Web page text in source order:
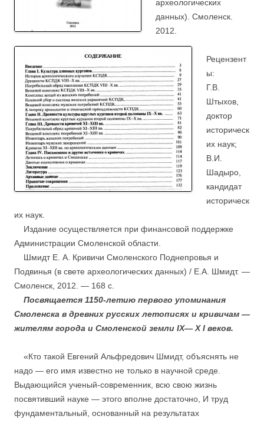
археологических
данных). Смоленск.
2012.
Рецензент
ы:
Г.В.
Штыхов,
доктор
историческ
их наук;
В.И.
Шадыро,
кандидат
историческ
их наук.
Издание осуществляется при финансовой поддержке
Администрации Смоленской области.
Шмидт Е. А. Кривичи Смоленского Поднепровья и
Подвинья (в свете археологических данных) / Е.А. Шмидт. —
Смоленск, 2012. — 168 с.
Посвящается 1150-летию первого упоминания
Смоленска в древних русских летописях и кривичам —
жителям города и Смоленской земли IX— X I веков.
«Кто такой Евгений Альфредович Шмидт, объяснять не
надо — его имя известно не только в научной среде.
Выдающийся ученый-современник, всю свою жизнь
посвятивший науке — этого вполне достаточно, И труд
фундаментальный, основанный на результатах